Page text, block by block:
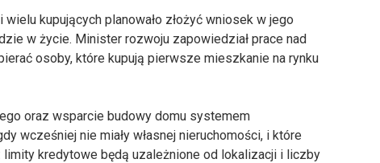
kupujących planowało złożyć wniosek w jego
w życie. Minister rozwoju zapowiedział prace nad
osoby, które kupują pierwsze mieszkanie na rynku
oraz wsparcie budowy domu systemem
wcześniej nie miały własnej nieruchomości, i które
limity kredytowe będą uzależnione od lokalizacji i liczby